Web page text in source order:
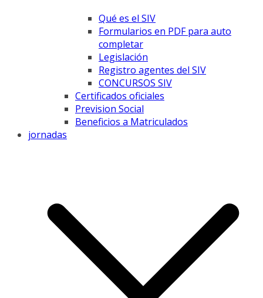
Qué es el SIV
Formularios en PDF para auto
completar
Legislación
Registro agentes del SIV
CONCURSOS SIV
Certificados oficiales
Prevision Social
Beneficios a Matriculados
jornadas